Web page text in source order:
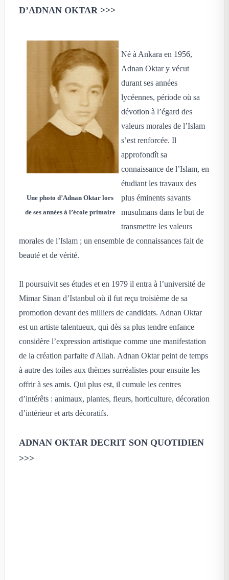
D’ADNAN OKTAR >>>
Une photo d’Adnan Oktar lors
de ses années à l’école primaire
Né à Ankara en 1956,
Adnan Oktar y vécut
durant ses années
lycéennes, période où sa
dévotion à l’égard des
valeurs morales de l’Islam
s’est renforcée. Il
approfondît sa
connaissance de l’Islam, en
étudiant les travaux des
plus éminents savants
musulmans dans le but de
transmettre les valeurs
morales de l’Islam ; un ensemble de connaissances fait de
beauté et de vérité.
Il poursuivit ses études et en 1979 il entra à l’université de
Mimar Sinan d’Istanbul où il fut reçu troisième de sa
promotion devant des milliers de candidats. Adnan Oktar
est un artiste talentueux, qui dès sa plus tendre enfance
considère l’expression artistique comme une manifestation
de la création parfaite d'Allah. Adnan Oktar peint de temps
à autre des toiles aux thèmes surréalistes pour ensuite les
offrir à ses amis. Qui plus est, il cumule les centres
d’intérêts : animaux, plantes, fleurs, horticulture, décoration
d’intérieur et arts décoratifs.
ADNAN OKTAR DECRIT SON QUOTIDIEN
>>>